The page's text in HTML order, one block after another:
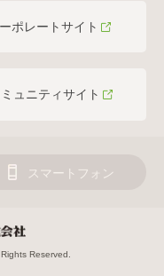
ポレートサイト
ュニティサイト
スマートフォン
Reserved.